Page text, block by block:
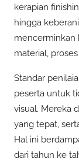
kerapian
hingga
mencerminkan
material,
Standar
peserta untuk
visual. Mereka
yang tepat,
Hal ini
dari tahun ke